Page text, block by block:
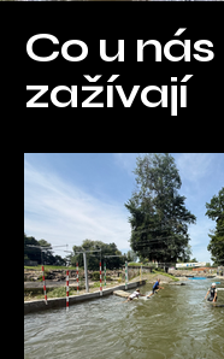
Co u
zažívají